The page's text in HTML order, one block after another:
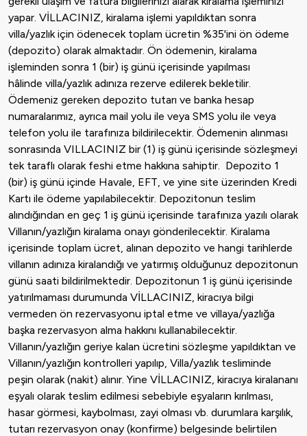
yapar. VİLLACINIZ, kiralama işlemi yapıldıktan sonra
villa/yazlık için ödenecek toplam ücretin %35'ini ön ödeme
(depozito) olarak almaktadır. Ön ödemenin, kiralama
işleminden sonra 1 (bir) iş günü içerisinde yapılması
hâlinde villa/yazlık adınıza rezerve edilerek bekletilir.
Ödemeniz gereken depozito tutarı ve banka hesap
numaralarımız, ayrıca mail yolu ile veya SMS yolu ile veya
telefon yolu ile tarafınıza bildirilecektir. Ödemenin alınması
sonrasında VILLACINIZ bir (1) iş günü içerisinde sözleşmeyi
tek taraflı olarak feshi etme hakkına sahiptir. Depozito 1
(bir) iş günü içinde Havale, EFT, ve yine site üzerinden Kredi
Kartı ile ödeme yapılabilecektir. Depozitonun teslim
alındığından en geç 1 iş günü içerisinde tarafınıza yazılı olarak
Villanın/yazlığın kiralama onayı gönderilecektir. Kiralama
içerisinde toplam ücret, alınan depozito ve hangi tarihlerde
villanın adınıza kiralandığı ve yatırmış olduğunuz depozitonun
günü saati bildirilmektedir. Depozitonun 1 iş günü içerisinde
yatırılmaması durumunda VİLLACINIZ, kiracıya bilgi
vermeden ön rezervasyonu iptal etme ve villaya/yazlığa
başka rezervasyon alma hakkını kullanabilecektir.
Villanın/yazlığın geriye kalan ücretini sözleşme yapıldıktan ve
Villanın/yazlığın kontrolleri yapılıp, Villa/yazlık tesliminde
peşin olarak (nakit) alınır. Yine VİLLACINIZ, kiracıya kiralananı
eşyalı olarak teslim edilmesi sebebiyle eşyaların kırılması,
hasar görmesi, kaybolması, zayi olması vb. durumlara karşılık,
tutarı rezervasyon onay (konfirme) belgesinde belirtilen